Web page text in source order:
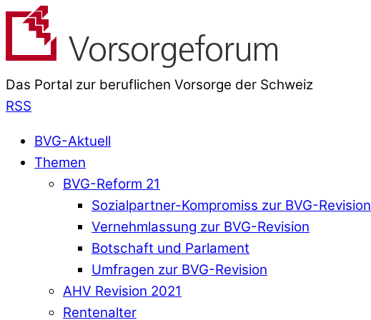
Das Portal zur beruflichen Vorsorge der Schweiz
RSS
BVG-Aktuell
Themen
BVG-Reform 21
Sozialpartner-Kompromiss zur BVG-Revision
Vernehmlassung zur BVG-Revision
Botschaft und Parlament
Umfragen zur BVG-Revision
AHV Revision 2021
Rentenalter